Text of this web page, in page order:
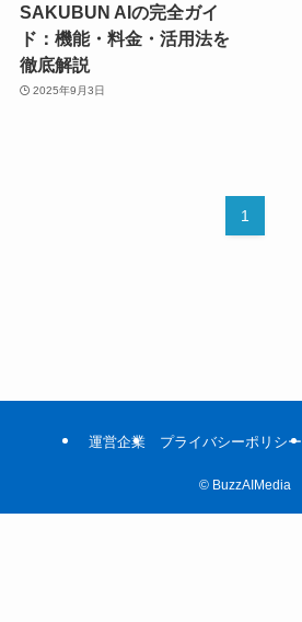
SAKUBUN AIの完全ガイ
ド：機能・料金・活用法を
徹底解説
2025年9月3日
1
運営企業 プライバシーポリシー
© BuzzAIMedia